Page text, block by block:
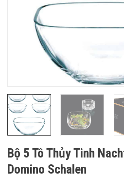
Bộ 5 Tô Thủy Tinh
Domino Schalen